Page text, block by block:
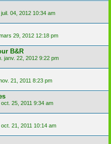
juil. 04, 2012 10:34 am
29, 2012 12:18 pm
B&R
janv. 22, 2012 9:22 pm
21, 2011 8:23 pm
oct. 25, 2011 9:34 am
21, 2011 10:14 am